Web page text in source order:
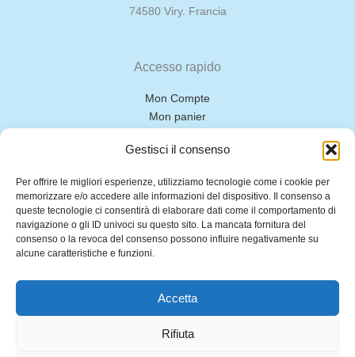
Gestisci il consenso
Per offrire le migliori esperienze, utilizziamo tecnologie come i cookie per
memorizzare e/o accedere alle informazioni del dispositivo. Il consenso a
queste tecnologie ci consentirà di elaborare dati come il comportamento di
navigazione o gli ID univoci su questo sito. La mancata fornitura del
consenso o la revoca del consenso possono influire negativamente su
alcune caratteristiche e funzioni.
Accetta
Rifiuta
74580 Viry. Francia
Accesso rapido
Mon Compte
Mon panier
Mentions légales
Politique de confidentialité
Politique des cookies